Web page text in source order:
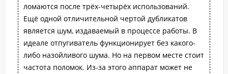
ломаются после трёх-четырёх использований.
Ещё одной отличительной чертой дубликатов
является шум, издаваемый в процессе работы. В
идеале отпугиватель функционирует без какого-
либо назойливого шума. Но на первом месте стоит
частота поломок. Из-за этого аппарат может не